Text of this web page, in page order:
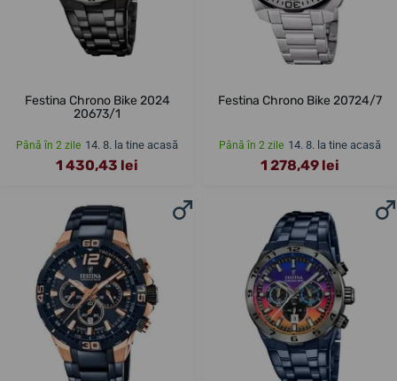
Festina Chrono Bike 2024
20673/1
Până în 2 zile 14. 8. la tine acasă
1 430,43 lei
Festina Chrono Bike 20724/7
Până în 2 zile 14. 8. la tine acasă
1 278,49 lei